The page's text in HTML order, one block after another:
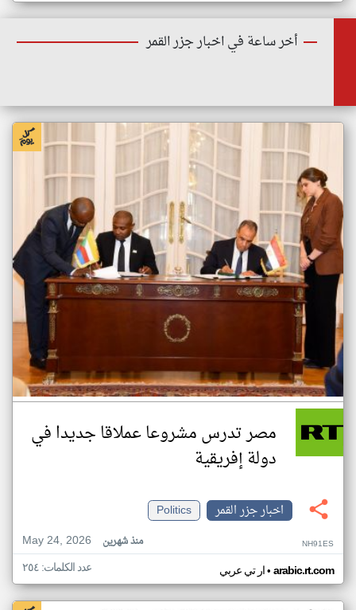
أخر ساعة في اخبار جزر القمر
مصر تدرس مشروعا عملاقا جديدا في
دولة إفريقية
اخبار جزر القمر
Politics
May 24, 2026
منذ شهرين NH91ES
ار تي عربي• arabic.rt.com عدد الكلمات: ٢٥٤